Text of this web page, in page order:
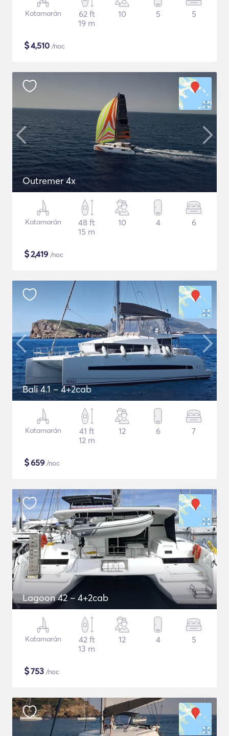
Katamarán
62 ft
19 m
10 5 5
$4,510 /noc
Outremer 4x
Katamarán
48 ft
15 m
10 4 6
$2,419 /noc
Bali 4.1 – 4+2cab
Katamarán
41 ft
12 m
12 6 7
$659 /noc
Lagoon 42 – 4+2cab
Katamarán
42 ft
13 m
12 4 5
$753 /noc